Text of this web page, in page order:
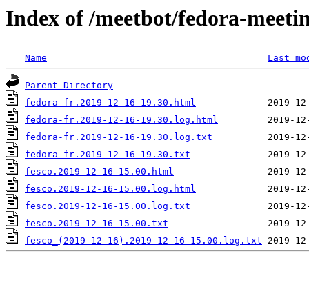
Index of /meetbot/fedora-
Name Last
Parent Directory
fedora-fr.2019-12-16-19.30.html
fedora-fr.2019-12-16-19.30.log.html
fedora-fr.2019-12-16-19.30.log.txt
fedora-fr.2019-12-16-19.30.txt
fesco.2019-12-16-15.00.html
fesco.2019-12-16-15.00.log.html
fesco.2019-12-16-15.00.log.txt
fesco.2019-12-16-15.00.txt
fesco_(2019-12-16).2019-12-16-15.00.log.txt